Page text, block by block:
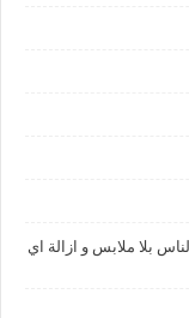
بلا ملابس و ازالة اي